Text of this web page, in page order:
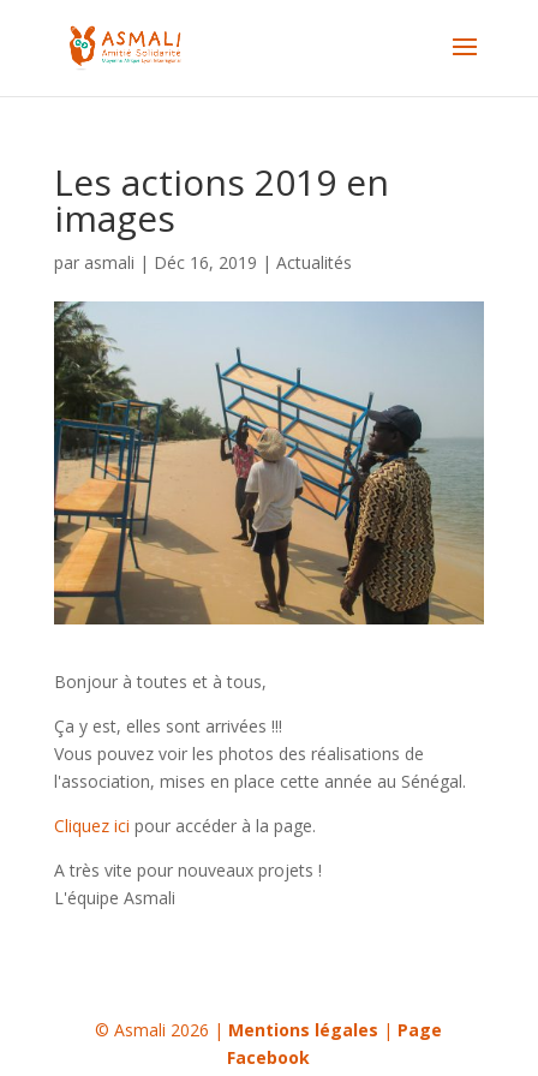
Les actions 2019 en
images
par asmali | Déc 16, 2019 | Actualités
Bonjour à toutes et à tous,
Ça y est, elles sont arrivées !!!
Vous pouvez voir les photos des réalisations de
l'association, mises en place cette année au Sénégal.
Cliquez ici pour accéder à la page.
A très vite pour nouveaux projets !
L'équipe Asmali
© Asmali 2026 | Mentions légales | Page
Facebook